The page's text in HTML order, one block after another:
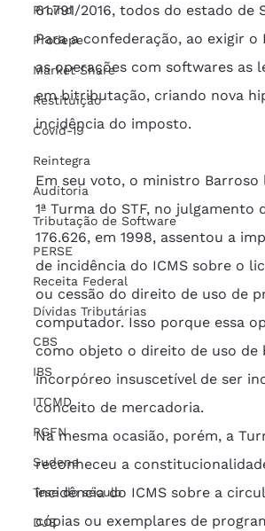
Proind
Prodepe
Market Share
Restituição
Covid-19
Reintegra
Auditoria
Tributação de Software
PERSE
Receita Federal
Dívidas Tributárias
CBS
IBS
ITCMD
PGFN
Sudene
Tese do século
DJE
61.791/2016, todos do estado de
Para a confederação, ao exigir o
as operações com softwares as
em bitributação, criando nova
incidência do imposto.
Em seu voto, o ministro Barroso
1ª Turma do STF, no julgamento
176.626, em 1998, assentou a
de incidência do ICMS sobre o
ou cessão do direito de uso de
computador. Isso porque essa
como objeto o direito de uso de
incorpóreo insuscetível de ser
conceito de mercadoria.
Na mesma ocasião, porém, a
reconheceu a
incidência do ICMS sobre a
cópias ou exemplares de